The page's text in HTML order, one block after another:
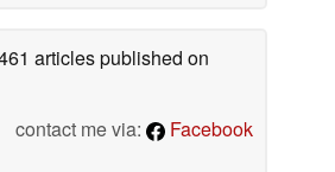
articles published on
contact me via:
Facebook